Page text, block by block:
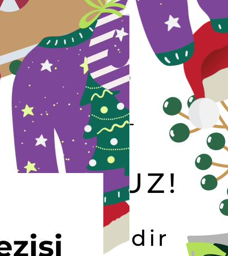
DERNEĞİMİZ
Notre Dame de Sion’lular Derneği 1987 yılında kurulmuştur. 2025
Ekim ayı itibariyle 2325 üyesi vardır ve üye sayısı düzenli
artmaktadır. Derneğimizin amacı, eski ve yeni kuşakları
birbirleriyle tanıştırıp kaynaştırmak, ortak kültürümüz NDS’lilik
bilincini yaşatmak, bu doğrultuda kültürel, sanatsal ve sosyal
çalışmalar yürütmektir..